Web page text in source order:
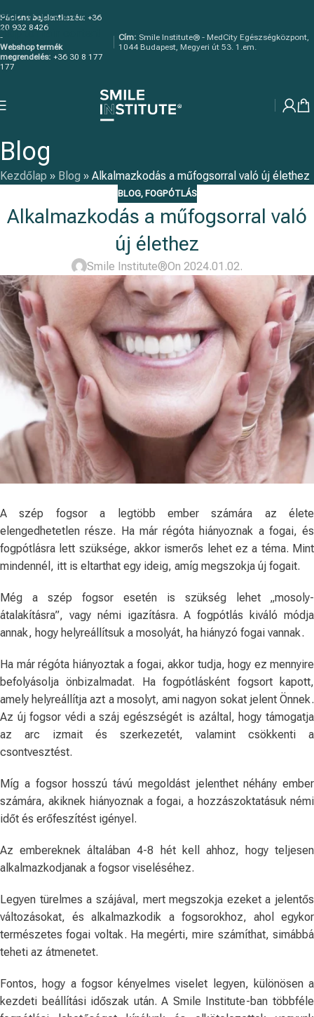
Skip to navigation
Skip to main content
Páciens bejelentkezés: +36
20 932 8426
-
Webshop termék
megrendelés: +36 30 8 177
177
Cím: Smile Institute® - MedCity Egészségközpont,
1044 Budapest, Megyeri út 53. 1.em.
Blog
Kezdőlap » Blog » Alkalmazkodás a műfogsorral való új élethez
BLOG, FOGPÓTLÁS
Alkalmazkodás a műfogsorral való
új élethez
Smile Institute®On 2024.01.02.
A szép fogsor a legtöbb ember számára az élete
elengedhetetlen része. Ha már régóta hiányoznak a fogai, és
fogpótlásra lett szüksége, akkor ismerős lehet ez a téma. Mint
mindennél, itt is eltarthat egy ideig, amíg megszokja új fogait.
Még a szép fogsor esetén is szükség lehet „mosoly-
átalakításra”, vagy némi igazításra. A fogpótlás kiváló módja
annak, hogy helyreállítsuk a mosolyát, ha hiányzó fogai vannak.
Ha már régóta hiányoztak a fogai, akkor tudja, hogy ez mennyire
befolyásolja önbizalmadat. Ha fogpótlásként fogsort kapott,
amely helyreállítja azt a mosolyt, ami nagyon sokat jelent Önnek.
Az új fogsor védi a száj egészségét is azáltal, hogy támogatja
az arc izmait és szerkezetét, valamint csökkenti a
csontvesztést.
Míg a fogsor hosszú távú megoldást jelenthet néhány ember
számára, akiknek hiányoznak a fogai, a hozzászoktatásuk némi
időt és erőfeszítést igényel.
Az embereknek általában 4-8 hét kell ahhoz, hogy teljesen
alkalmazkodjanak a fogsor viseléséhez.
Legyen türelmes a szájával, mert megszokja ezeket a jelentős
változásokat, és alkalmazkodik a fogsorokhoz, ahol egykor
természetes fogai voltak. Ha megérti, mire számíthat, simábbá
teheti az átmenetet.
Fontos, hogy a fogsor kényelmes viselet legyen, különösen a
kezdeti beállítási időszak után. A Smile Institute-ban többféle